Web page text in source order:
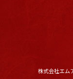
株式会社エム